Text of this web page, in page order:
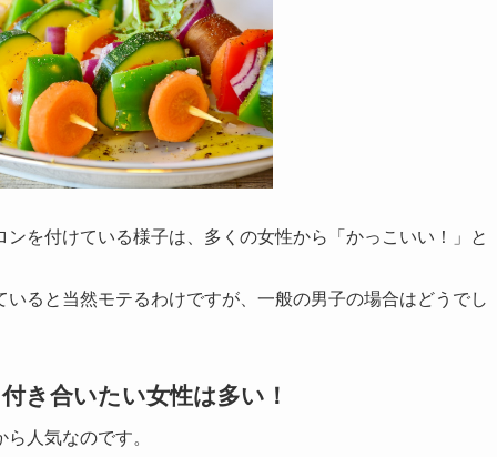
を付けている様子は、多くの女性から「かっこいい！」と
ると当然モテるわけですが、一般の男子の場合はどうでし
き合いたい女性は多い！
人気なのです。